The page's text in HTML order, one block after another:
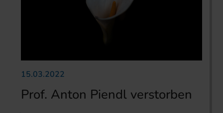
15.03.2022
Prof. Anton Piendl verstorben